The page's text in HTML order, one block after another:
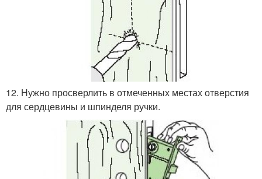
12. Нужно просверлить в отмеченных местах отверстия
для сердцевины и шпинделя ручки.